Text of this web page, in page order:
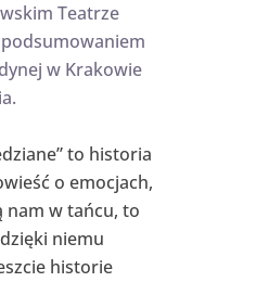
Teatrze
podsumowaniem
w Krakowie
to historia
o emocjach,
nam w tańcu, to
niemu
historie